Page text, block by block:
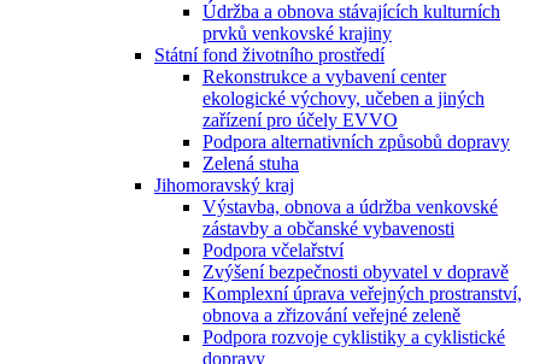
Údržba a obnova stávajících kulturních
prvků venkovské krajiny
Státní fond životního prostředí
Rekonstrukce a vybavení center
ekologické výchovy, učeben a jiných
zařízení pro účely EVVO
Podpora alternativních způsobů dopravy
Zelená stuha
Jihomoravský kraj
Výstavba, obnova a údržba venkovské
zástavby a občanské vybavenosti
Podpora včelařství
Zvýšení bezpečnosti obyvatel v dopravě
Komplexní úprava veřejných prostranství,
obnova a zřizování veřejné zeleně
Podpora rozvoje cyklistiky a cyklistické
dopravy